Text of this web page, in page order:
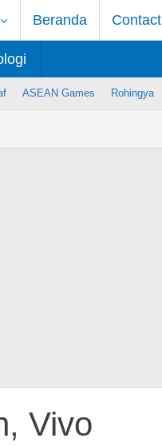
Beranda Contact
ASEAN Games Rohingya
Vivo